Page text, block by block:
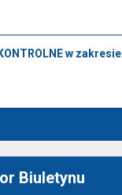
w zakresie
Biuletynu